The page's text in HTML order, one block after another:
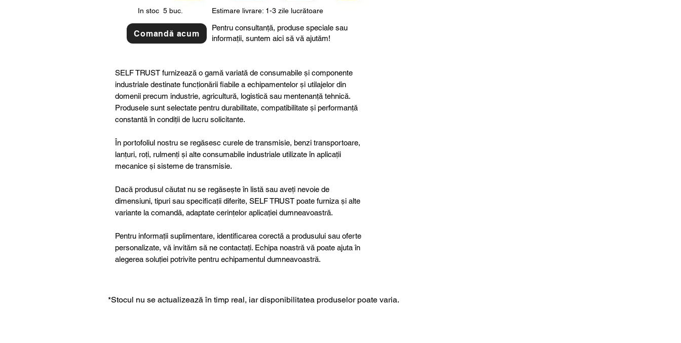
SELF TRUST furnizează o gamă variată de consumabile și componente
industriale destinate funcționării fiabile a echipamentelor și utilajelor din
domenii precum industrie, agricultură, logistică sau mentenanță tehnică.
Produsele sunt selectate pentru durabilitate, compatibilitate și performanță
constantă în condiții de lucru solicitante.
În portofoliul nostru se regăsesc curele de transmisie, benzi transportoare,
lanțuri, roți, rulmenți și alte consumabile industriale utilizate în aplicații
mecanice și sisteme de transmisie.
Dacă produsul căutat nu se regăsește în listă sau aveți nevoie de
dimensiuni, tipuri sau specificații diferite, SELF TRUST poate furniza și alte
variante la comandă, adaptate cerințelor aplicației dumneavoastră.
Pentru informații suplimentare, identificarea corectă a produsului sau oferte
personalizate, vă invităm să ne contactați. Echipa noastră vă poate ajuta în
alegerea soluției potrivite pentru echipamentul dumneavoastră.
In stoc 5 buc.
Comandă acum
Estimare livrare: 1-3 zile lucrătoare
Pentru consultanță, produse speciale sau
informații, suntem aici să vă ajutăm!
*Stocul nu se actualizează în timp real, iar disponibilitatea produselor poate varia.